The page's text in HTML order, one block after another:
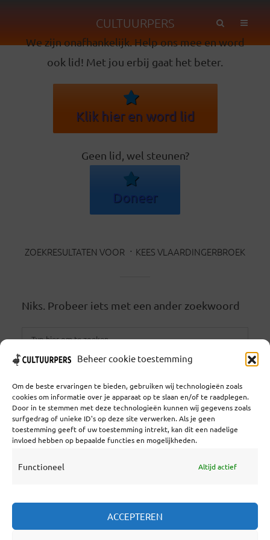
Beheer cookie toestemming
Om de beste ervaringen te bieden, gebruiken wij technologieën zoals
cookies om informatie over je apparaat op te slaan en/of te raadplegen.
Door in te stemmen met deze technologieën kunnen wij gegevens zoals
surfgedrag of unieke ID's op deze site verwerken. Als je geen
toestemming geeft of uw toestemming intrekt, kan dit een nadelige
invloed hebben op bepaalde functies en mogelijkheden.
Functioneel Altijd actief
ACCEPTEREN
CULTUURPERS
We zijn onafhankelijk. Help ons mee en word
ook lid! Met jou erbij gaat het beter.
Klik hier en word lid
Geen lid, wel steunen?
Doneer
ZOEKRESULTATEN VOOR KEES VLAARDINGERBROEK
Niks. Probeer iets met een ander zoekwoord
Coöperatief Cultureel Persbureau U.A. | Salzburg 29 |
3524KS Utrecht | KvK: 55573592 |Btw: